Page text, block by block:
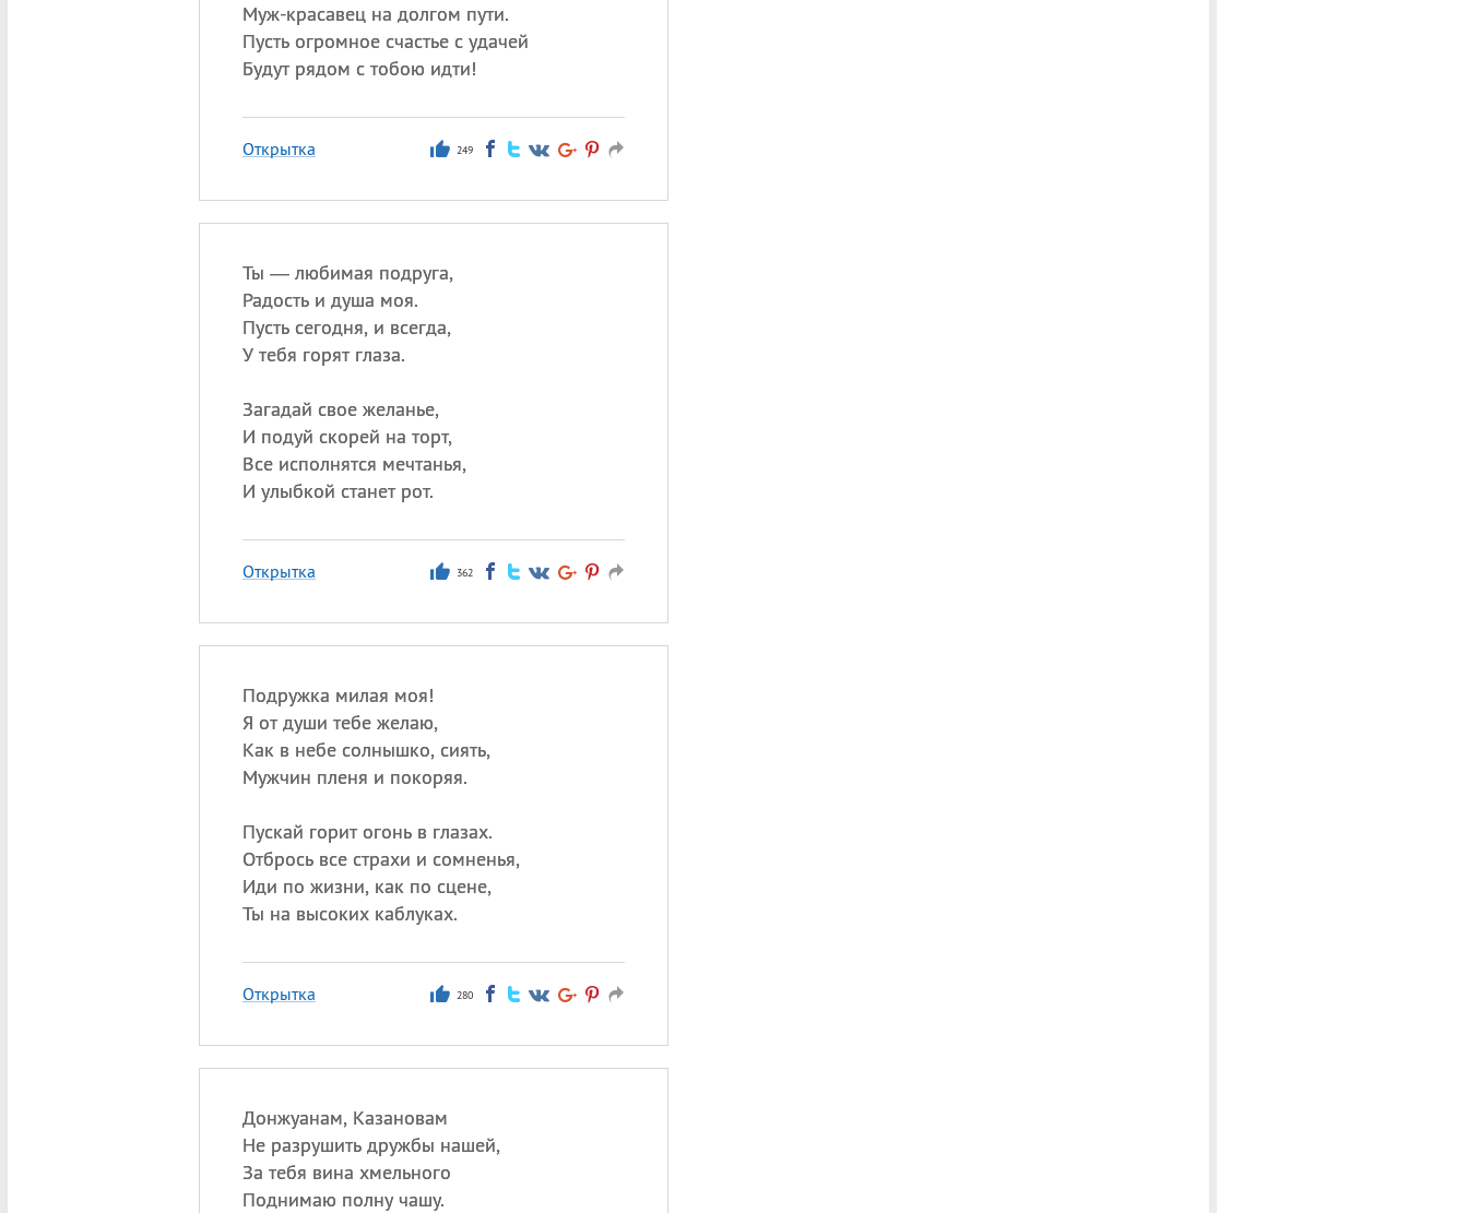
Муж-красавец на долгом пути.
Пусть огромное счастье с удачей
Будут рядом с тобою идти!
Открытка 249
Ты — любимая подруга,
Радость и душа моя.
Пусть сегодня, и всегда,
У тебя горят глаза.
Загадай свое желанье,
И подуй скорей на торт,
Все исполнятся мечтанья,
И улыбкой станет рот.
Открытка 362
Подружка милая моя!
Я от души тебе желаю,
Как в небе солнышко, сиять,
Мужчин пленя и покоряя.
Пускай горит огонь в глазах.
Отбрось все страхи и сомненья,
Иди по жизни, как по сцене,
Ты на высоких каблуках.
Открытка 280
Донжуанам, Казановам
Не разрушить дружбы нашей,
За тебя вина хмельного
Поднимаю полну чашу.